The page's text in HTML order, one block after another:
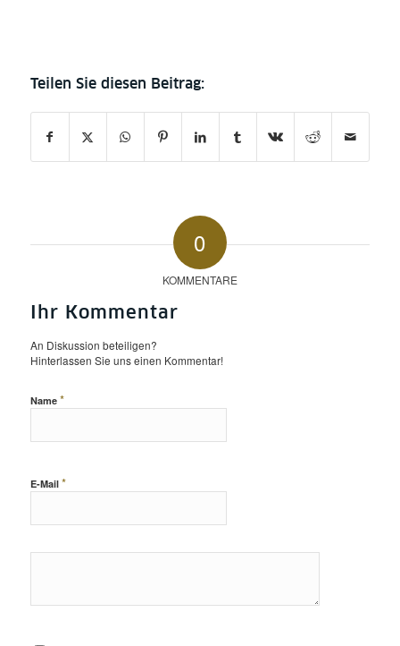
0
KOMMENTARE
Ihr Kommentar
An Diskussion beteiligen?
Hinterlassen Sie uns einen Kommentar!
Name *
E-Mail *